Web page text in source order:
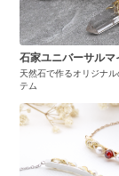
石家ユニバーサルマ
天然石で作るオリジナ
テム